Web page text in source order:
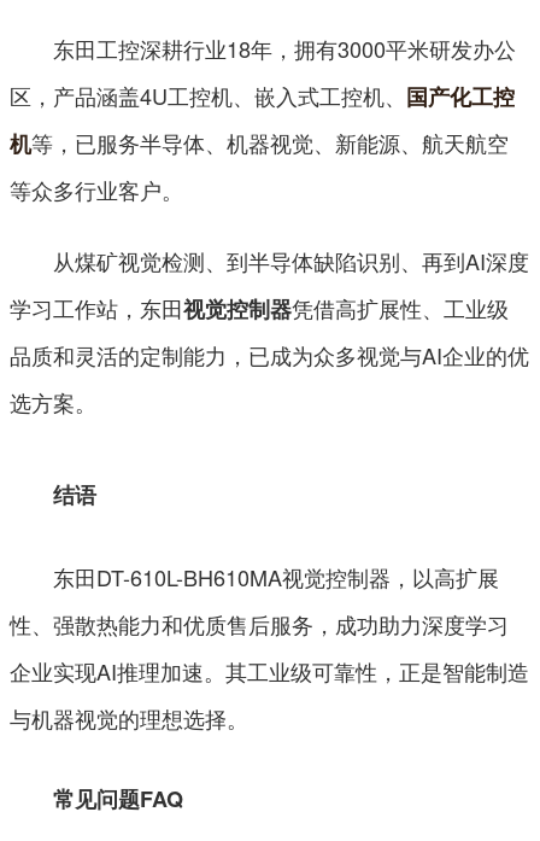
东田工控深耕行业18年，拥有3000平米研发办公
区，产品涵盖4U工控机、嵌入式工控机、 国产化工控
机等，已服务半导体、机器视觉、新能源、航天航空
等众多行业客户。
从煤矿视觉检测、到半导体缺陷识别、再到AI深度
学习工作站，东田视觉控制器凭借高扩展性、工业级
品质和灵活的定制能力，已成为众多视觉与AI企业的优
选方案。
结语
东田DT-610L-BH610MA视觉控制器，以高扩展
性、强散热能力和优质售后服务，成功助力深度学习
企业实现AI推理加速。其工业级可靠性，正是智能制造
与机器视觉的理想选择。
常见问题FAQ